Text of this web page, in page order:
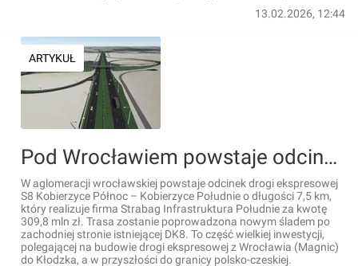
13.02.2026, 12:44
ARTYKUŁ
Pod Wrocławiem powstaje odcinek drogi ekspresowej S8 Kobierzyce Północ – Kobierzyce Południe [FILMY]
W aglomeracji wrocławskiej powstaje odcinek drogi ekspresowej
S8 Kobierzyce Północ – Kobierzyce Południe o długości 7,5 km,
który realizuje firma Strabag Infrastruktura Południe za kwotę
309,8 mln zł. Trasa zostanie poprowadzona nowym śladem po
zachodniej stronie istniejącej DK8. To część wielkiej inwestycji,
polegającej na budowie drogi ekspresowej z Wrocławia (Magnic)
do Kłodzka, a w przyszłości do granicy polsko-czeskiej.